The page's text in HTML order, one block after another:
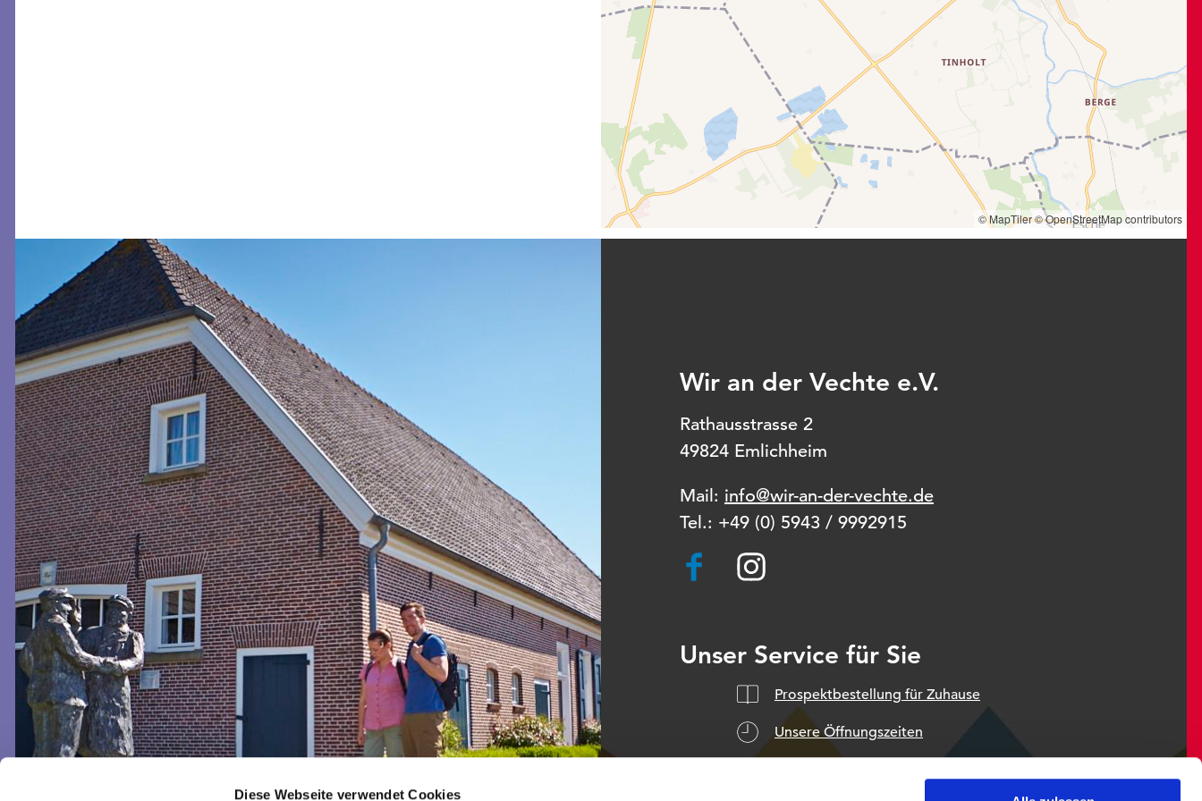
Diese Webseite verwendet Cookies
© MapTiler© OpenStreetMap contributors
Wir an der Vechte e.V.
Rathausstrasse 2
49824 Emlichheim
Mail: info@wir-an-der-vechte.de
Tel.: +49 (0) 5943 / 9992915
F
a
e
b
I
n
a
g
r
a
m
Unser Service für Sie
Prospektbestellung für Zuhause
Unsere Öffnungszeiten